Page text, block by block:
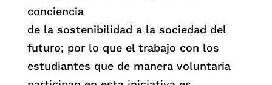
conciencia
de la sostenibilidad a la sociedad del
futuro; por lo que el trabajo con los
estudiantes que de manera voluntaria